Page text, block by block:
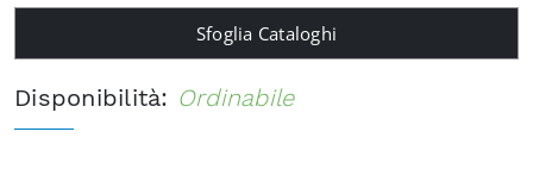
Sfoglia Cataloghi
Disponibilità: Ordinabile